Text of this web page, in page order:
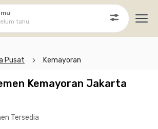
tahu
Pusat Kemayoran
Kemayoran Jakarta
Tersedia